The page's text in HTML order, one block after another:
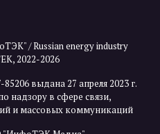
/ Russian energy industry
2022-2026
выдана 27 апреля 2023 г.
надзору в сфере связи,
и массовых коммуникаций